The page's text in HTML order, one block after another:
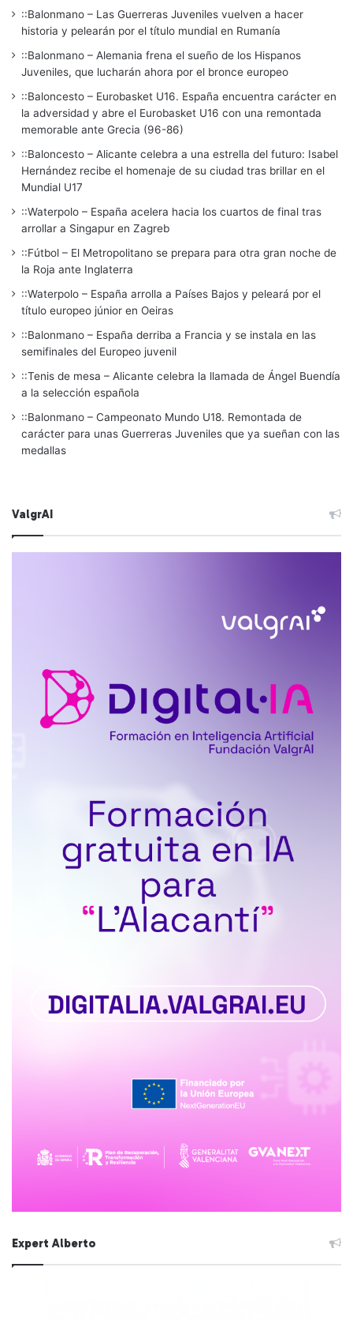
::Balonmano – Las Guerreras Juveniles vuelven a hacer
historia y pelearán por el título mundial en Rumanía
::Balonmano – Alemania frena el sueño de los Hispanos
Juveniles, que lucharán ahora por el bronce europeo
::Baloncesto – Eurobasket U16. España encuentra carácter en
la adversidad y abre el Eurobasket U16 con una remontada
memorable ante Grecia (96-86)
::Baloncesto – Alicante celebra a una estrella del futuro: Isabel
Hernández recibe el homenaje de su ciudad tras brillar en el
Mundial U17
::Waterpolo – España acelera hacia los cuartos de final tras
arrollar a Singapur en Zagreb
::Fútbol – El Metropolitano se prepara para otra gran noche de
la Roja ante Inglaterra
::Waterpolo – España arrolla a Países Bajos y peleará por el
título europeo júnior en Oeiras
::Balonmano – España derriba a Francia y se instala en las
semifinales del Europeo juvenil
::Tenis de mesa – Alicante celebra la llamada de Ángel Buendía
a la selección española
::Balonmano – Campeonato Mundo U18. Remontada de
carácter para unas Guerreras Juveniles que ya sueñan con las
medallas
ValgrAI
Expert Alberto